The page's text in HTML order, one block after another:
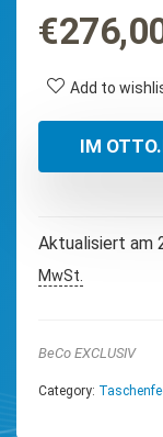
€
Add to
IM
Aktualisiert am
MwSt.
BeCo EXCLUSIV
Category: